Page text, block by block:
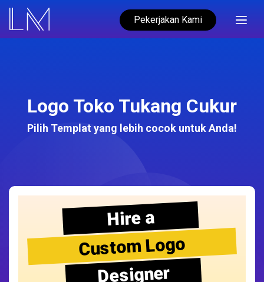
Pekerjakan Kami
Logo Toko Tukang Cukur
Pilih Templat yang lebih cocok untuk Anda!
Hire a
Custom Logo
Designer